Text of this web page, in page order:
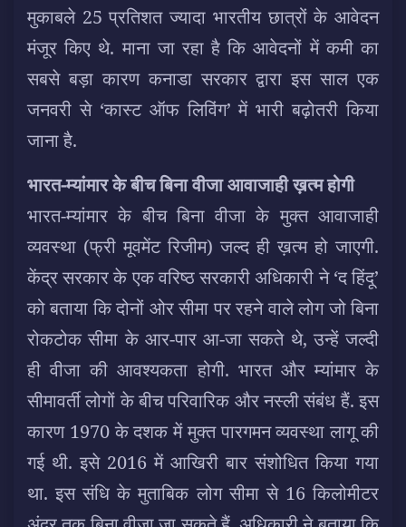
मुकाबले 25 प्रतिशत ज्यादा भारतीय छात्रों के आवेदन
मंजूर किए थे. माना जा रहा है कि आवेदनों में कमी का
सबसे बड़ा कारण कनाडा सरकार द्वारा इस साल एक
जनवरी से ‘कास्ट ऑफ लिविंग’ में भारी बढ़ोतरी किया
जाना है.
भारत-म्यांमार के बीच बिना वीजा आवाजाही ख़त्म होगी
भारत-म्यांमार के बीच बिना वीजा के मुक्त आवाजाही
व्यवस्था (फ्री मूवमेंट रिजीम) जल्द ही ख़त्म हो जाएगी.
केंद्र सरकार के एक वरिष्ठ सरकारी अधिकारी ने ‘द हिंदू’
को बताया कि दोनों ओर सीमा पर रहने वाले लोग जो बिना
रोकटोक सीमा के आर-पार आ-जा सकते थे, उन्हें जल्दी
ही वीजा की आवश्यकता होगी. भारत और म्यांमार के
सीमावर्ती लोगों के बीच परिवारिक और नस्ली संबंध हैं. इस
कारण 1970 के दशक में मुक्त पारगमन व्यवस्था लागू की
गई थी. इसे 2016 में आखिरी बार संशोधित किया गया
था. इस संधि के मुताबिक लोग सीमा से 16 किलोमीटर